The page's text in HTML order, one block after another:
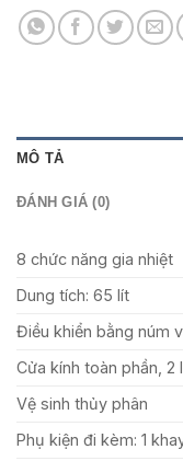
MÔ TẢ
ĐÁNH GIÁ (0)
8 chức năng gia nhiệt
Dung tích: 65 lít
Điều khiển bằng núm
Cửa kính toàn phần, 2
Vệ sinh thủy phân
Phụ kiện đi kèm: 1